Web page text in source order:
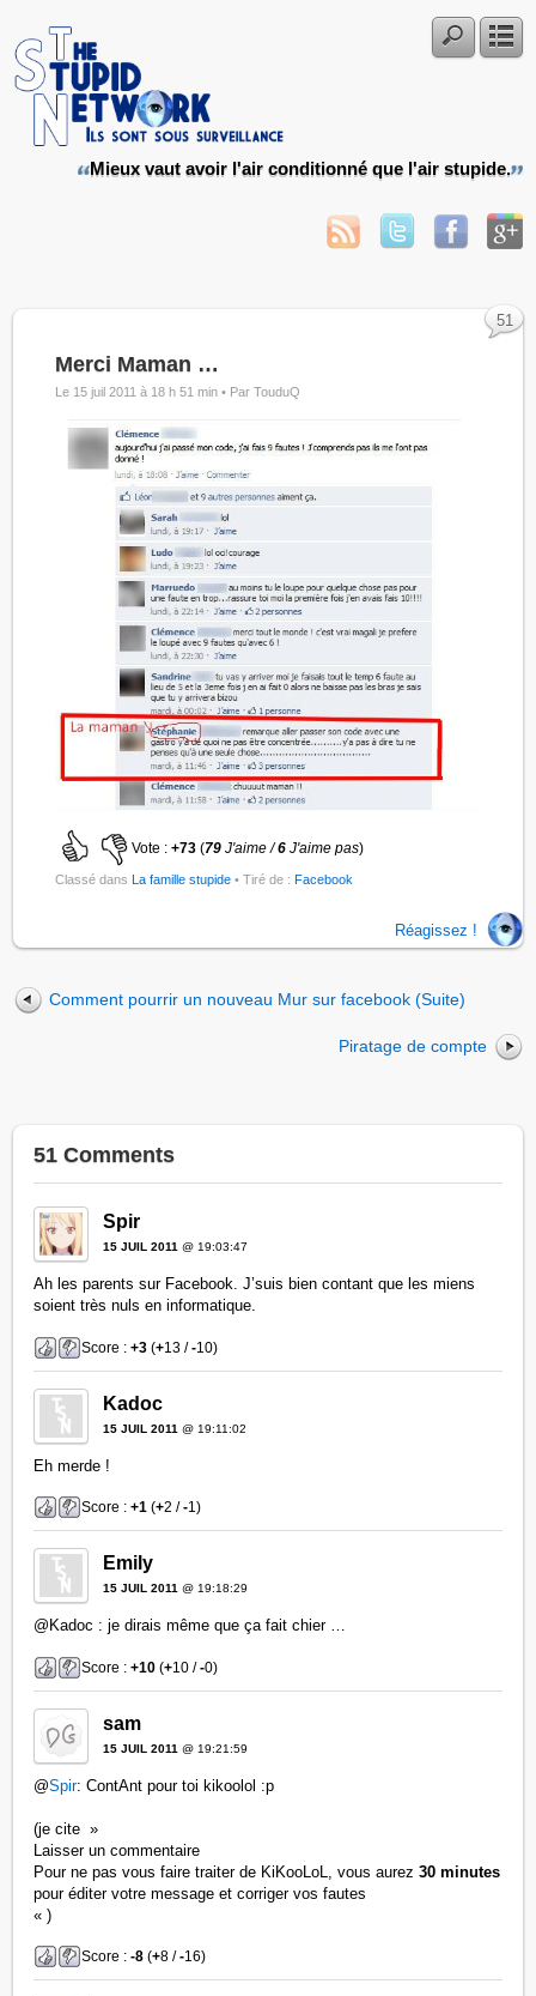
Mieux vaut avoir l'air conditionné que l'air stupide.
Merci Maman …
Le 15 juil 2011 à 18 h 51 min • Par TouduQ
Vote :+73 (79J'aime /6 J'aime pas)
Classé dans La famille stupide
51
• Tiré de : Facebook
Réagissez !
Comment pourrir un nouveau Mur sur facebook (Suite)
Piratage de compte
51 Comments
Spir
15 JUIL 2011 @ 19:03:47
Ah les parents sur Facebook. J’suis bien contant que les miens
soient très nuls en informatique.
Score :+3 (+13 /-10)
Kadoc
15 JUIL 2011 @ 19:11:02
Eh merde !
Score :+1 (+2 /-1)
Emily
15 JUIL 2011 @ 19:18:29
@Kadoc : je dirais même que ça fait chier …
Score :+10 (+10 /-0)
sam
15 JUIL 2011 @ 19:21:59
@Spir: ContAnt pour toi kikoolol :p
(je cite »
Laisser un commentaire
Pour ne pas vous faire traiter de KiKooLoL, vous aurez30 minutes
pour éditer votre message et corriger vos fautes
« )
Score :-8 (+8 /-16)